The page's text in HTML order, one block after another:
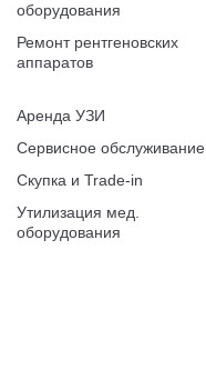
оборудования
Ремонт рентгеновских
аппаратов
Аренда УЗИ
Сервисное обслуживание
Скупка и Trade-in
Утилизация мед.
оборудования